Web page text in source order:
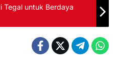
Tegal untuk Berdaya